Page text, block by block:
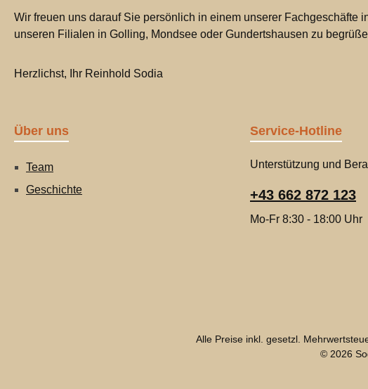
Wir freuen uns darauf Sie persönlich in einem unserer Fachgeschäfte
unseren Filialen in Golling, Mondsee oder Gundertshausen zu
Herzlichst, Ihr Reinhold Sodia
Über uns
Team
Geschichte
Service-Hotline
Unterstützung und
+43 662 872 123
Mo-Fr 8:30 - 18:00 Uhr
Alle Preise inkl. gesetzl.
© 2026